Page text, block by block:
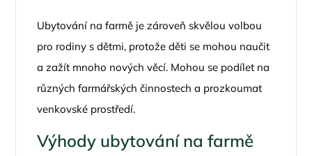
Ubytování na farmě je zároveň skvělou volbou
pro rodiny s dětmi, protože děti se mohou naučit
a zažít mnoho nových věcí. Mohou se podílet na
různých farmářských činnostech a prozkoumat
venkovské prostředí.
Výhody ubytování na farmě